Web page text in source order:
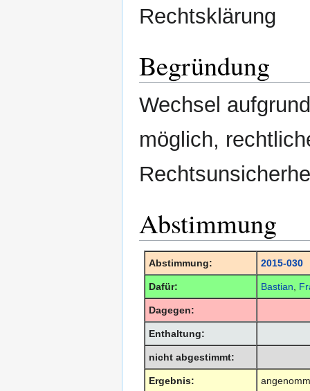
Rechtsklärung
Begründung
Wechsel
möglich,
Abstimmung
Abstimmung: 2015-030
Dafür: Bastian
Dagegen:
Enthaltung:
nicht abgestimmt:
Ergebnis: